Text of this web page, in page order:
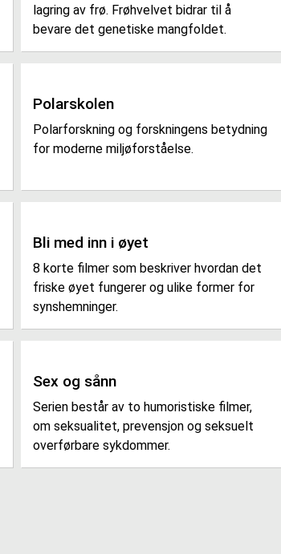
lagring av frø. Frøhvelvet bidrar til å
bevare det genetiske mangfoldet.
Polarskolen
Polarforskning og forskningens betydning
for moderne miljøforståelse.
Bli med inn i øyet
8 korte filmer som beskriver hvordan det
friske øyet fungerer og ulike former for
synshemninger.
Sex og sånn
Serien består av to humoristiske filmer,
om seksualitet, prevensjon og seksuelt
overførbare sykdommer.